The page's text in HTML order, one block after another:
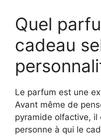
Quel
cadeau
Le parfum est une
Avant même de
pyramide olfactive, il
personne à qui le